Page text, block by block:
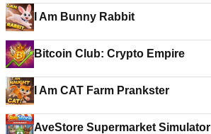
I Am Bunny Rabbit
Bitcoin Club: Crypto Empire
I Am CAT Farm Prankster
AveStore Supermarket Simulator